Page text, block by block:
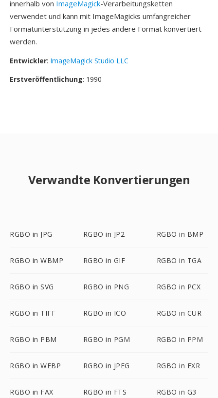
innerhalb von ImageMagick-Verarbeitungsketten
verwendet und kann mit ImageMagicks umfangreicher
Formatunterstützung in jedes andere Format konvertiert
werden.
Entwickler: ImageMagick Studio LLC
Erstveröffentlichung: 1990
Verwandte Konvertierungen
RGBO in JPG RGBO in JP2 RGBO in BMP
RGBO in WBMP RGBO in GIF RGBO in TGA
RGBO in SVG RGBO in PNG RGBO in PCX
RGBO in TIFF RGBO in ICO RGBO in CUR
RGBO in PBM RGBO in PGM RGBO in PPM
RGBO in WEBP RGBO in JPEG RGBO in EXR
RGBO in FAX RGBO in FTS RGBO in G3